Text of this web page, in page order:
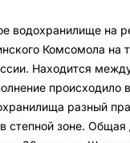
водохранилище на
Комсомола на
Находится
происходило
разный
зоне. Общая